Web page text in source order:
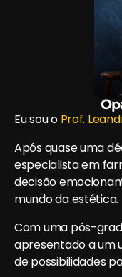
Eu sou o Prof.
Após quase uma
especialista em
decisão
mundo da estética.
Com uma pós-
apresentado a um
de possibilidades